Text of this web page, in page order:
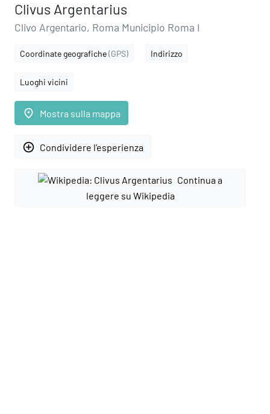
Clivus Argentarius
Clivo Argentario, Roma Municipio Roma I
Coordinate geografiche(GPS) Indirizzo
Luoghi vicini
place Mostra sulla mappa
add_circle_outline Condividere l'esperienza
Continua a
leggere su Wikipedia